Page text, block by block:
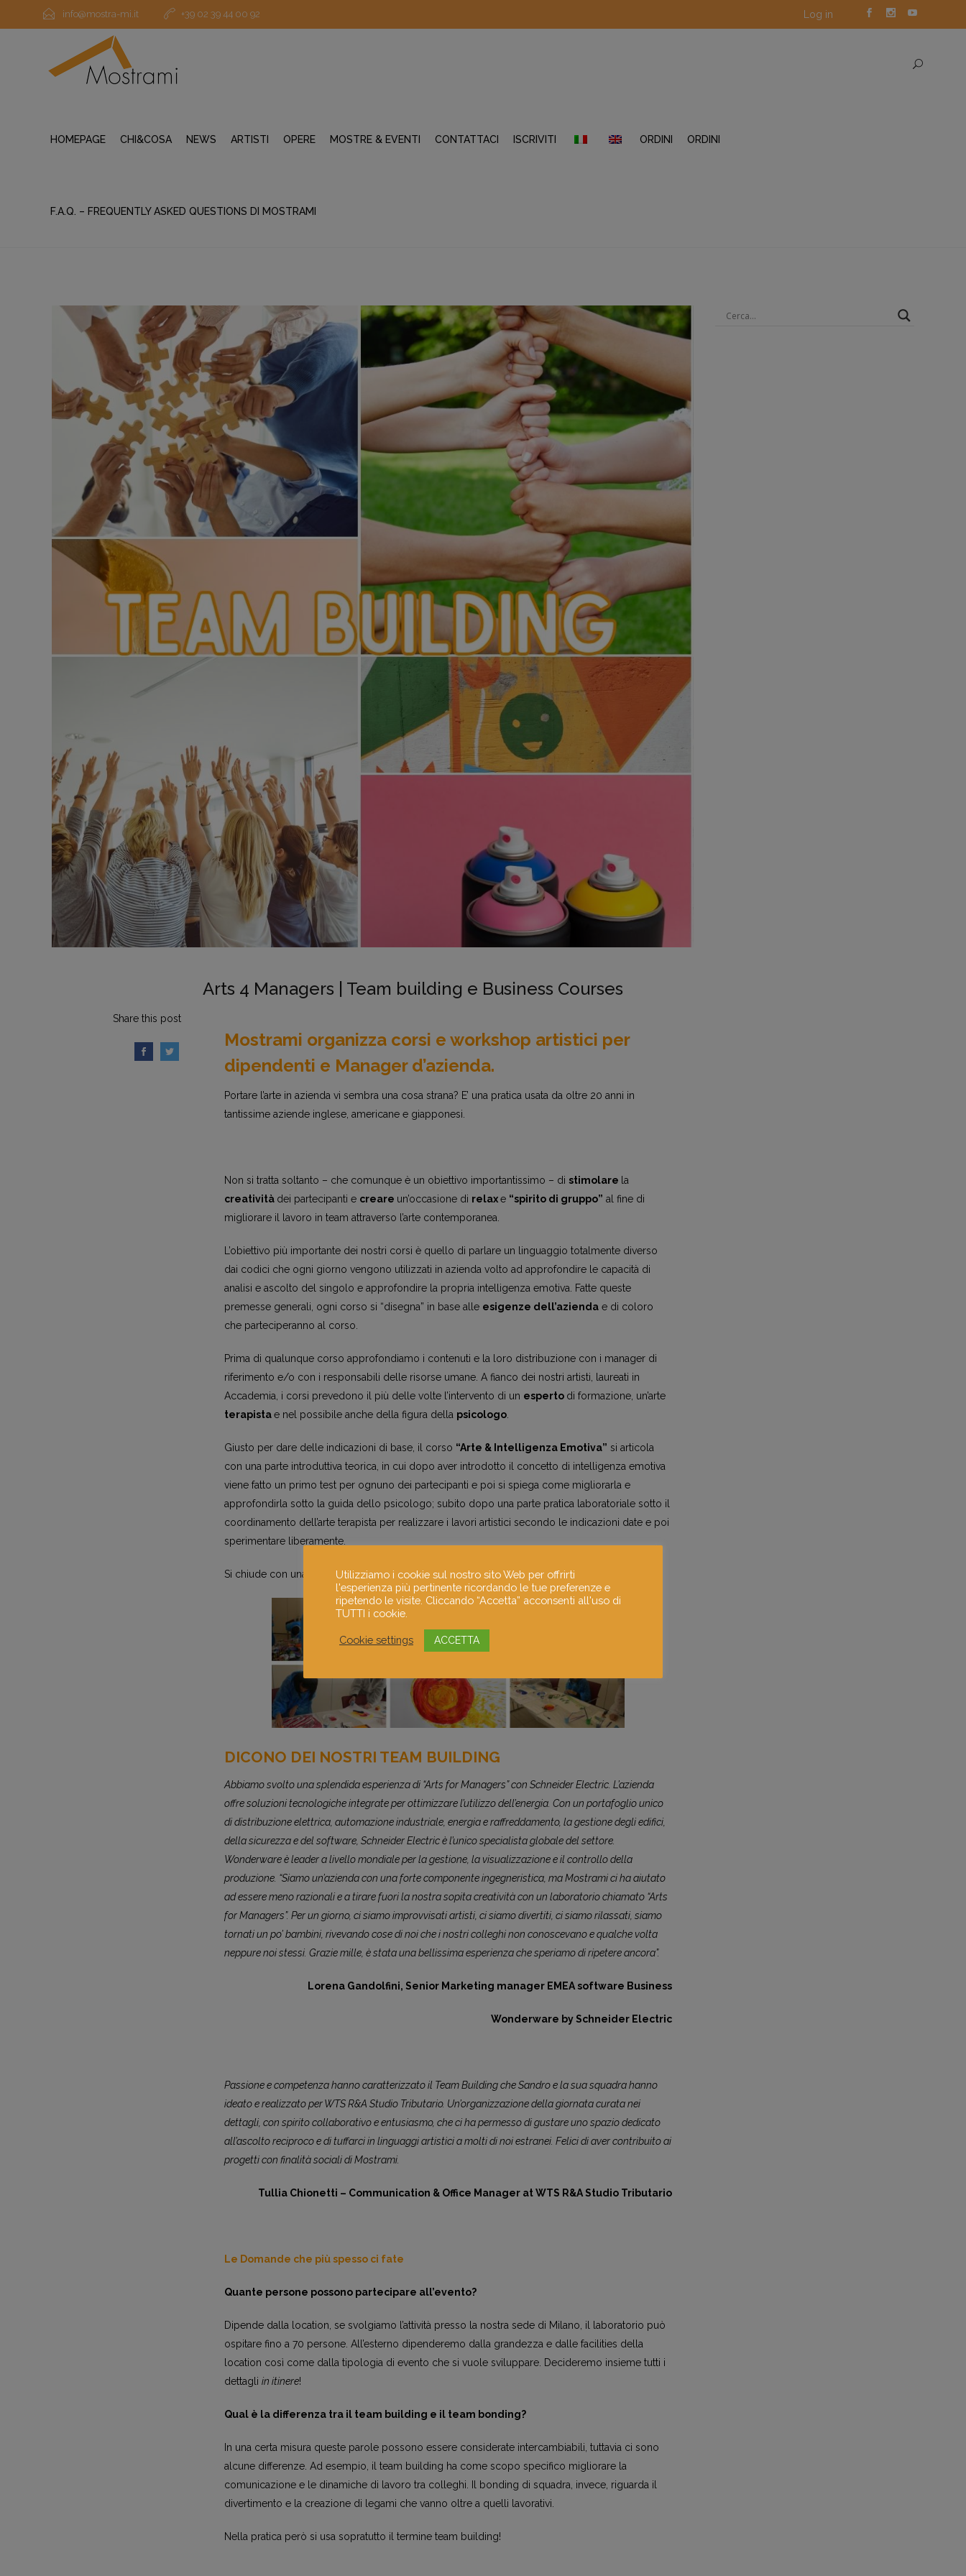
info@mostra-mi.it +39 02 39 44 00 92 Log in
HOMEPAGE CHI&COSA NEWS ARTISTI OPERE MOSTRE & EVENTI CONTATTACI ISCRIVITI ORDINI ORDINI
F.A.Q. – FREQUENTLY ASKED QUESTIONS DI MOSTRAMI
Arts 4 Managers | Team building e Business Courses
Share this post
Mostrami organizza corsi e workshop artistici per
dipendenti e Manager d’azienda.
Portare l’arte in azienda vi sembra una cosa strana? E’ una pratica usata da oltre 20 anni in
tantissime aziende inglese, americane e giapponesi.
Non si tratta soltanto – che comunque è un obiettivo importantissimo – di stimolare la
creatività dei partecipanti e creare un’occasione di relaxe “spirito di gruppo” al fine di
migliorare il lavoro in team attraverso l’arte contemporanea.
L’obiettivo più importante dei nostri corsi è quello di parlare un linguaggio totalmente diverso
dai codici che ogni giorno vengono utilizzati in azienda volto ad approfondire le capacità di
analisi e ascolto del singolo e approfondire la propria intelligenza emotiva. Fatte queste
premesse generali, ogni corso si “disegna” in base alle esigenze dell’azienda e di coloro
che parteciperanno al corso.
Prima di qualunque corso approfondiamo i contenuti e la loro distribuzione con i manager di
riferimento e/o con i responsabili delle risorse umane. A fianco dei nostri artisti, laureati in
Accademia, i corsi prevedono il più delle volte l’intervento di un esperto di formazione, un’arte
terapistae nel possibile anche della figura della psicologo
Giusto per dare delle indicazioni di base, il corso “Arte & Intelligenza Emotiva” si articola
con una parte introduttiva teorica, in cui dopo aver introdotto il concetto di intelligenza emotiva
viene fatto un primo test per ognuno dei partecipanti e poi si spiega come migliorarla e
approfondirla sotto la guida dello psicologo; subito dopo una parte pratica laboratoriale sotto il
coordinamento dell’arte terapista per realizzare i lavori artistici secondo le indicazioni date e poi
sperimentare liberamente.
Si chiude con una frase di confronto e restituzione collettiva.
DICONO DEI NOSTRI TEAM BUILDING
Abbiamo svolto una splendida esperienza di “Arts for Managers” con Schneider Electric. L’azienda
offre soluzioni tecnologiche integrate per ottimizzare l’utilizzo dell’energia. Con un portafoglio unico
di distribuzione elettrica, automazione industriale, energia e raffreddamento, la gestione degli edifici,
della sicurezza e del software, Schneider Electric è l’unico specialista globale del settore.
Wonderware è leader a livello mondiale per la gestione, la visualizzazione e il controllo della
produzione. “Siamo un’azienda con una forte componente ingegneristica, ma Mostrami ci ha aiutato
ad essere meno razionali e a tirare fuori la nostra sopita creatività con un laboratorio chiamato “Arts
for Managers”. Per un giorno, ci siamo improvvisati artisti, ci siamo divertiti, ci siamo rilassati, siamo
tornati un po’ bambini, rivevando cose di noi che i nostri colleghi non conoscevano e qualche volta
neppure noi stessi. Grazie mille, è stata una bellissima esperienza che speriamo di ripetere ancora”.
Lorena Gandolfini, Senior Marketing manager EMEA software Business
Wonderware by Schneider Electric
Passione e competenza hanno caratterizzato il Team Building che Sandro e la sua squadra hanno
ideato e realizzato per WTS R&A Studio Tributario. Un’organizzazione della giornata curata nei
dettagli, con spirito collaborativo e entusiasmo, che ci ha permesso di gustare uno spazio dedicato
all’ascolto reciproco e di tuffarci in linguaggi artistici a molti di noi estranei. Felici di aver contribuito ai
progetti con finalità sociali di Mostrami.
Tullia Chionetti – Communication & Office Manager at WTS R&A Studio Tributario
Le Domande che più spesso ci fate
Quante persone possono partecipare all’evento?
Dipende dalla location, se svolgiamo l’attività presso la nostra sede di Milano, il laboratorio può
ospitare fino a 70 persone. All’esterno dipenderemo dalla grandezza e dalle facilities della
location così come dalla tipologia di evento che si vuole sviluppare. Decideremo insieme tutti i
dettagli in itinere!
Qual è la differenza tra il team building e il team bonding?
In una certa misura queste parole possono essere considerate intercambiabili, tuttavia ci sono
alcune differenze. Ad esempio, il team building ha come scopo specifico migliorare la
comunicazione e le dinamiche di lavoro tra colleghi. Il bonding di squadra, invece, riguarda il
divertimento e la creazione di legami che vanno oltre a quelli lavorativi.
Nella pratica però si usa sopratutto il termine team building!
Utilizziamo i cookie sul nostro sito Web per offrirti
l'esperienza più pertinente ricordando le tue preferenze e
ripetendo le visite. Cliccando “Accetta” acconsenti all'uso di
TUTTI i cookie.
Cookie settings ACCETTA